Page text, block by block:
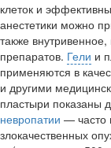
клеток и
анестетики можно
также
препаратов. Гели и
применяются в
и другими
пластыри показаны
невропатии — часто
злокачественных